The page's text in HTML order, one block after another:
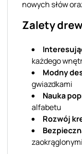
nowych słów
Zalety
każdego
Modny
gwiazdkami
Nauka
alfabetu
Rozwój